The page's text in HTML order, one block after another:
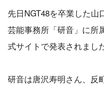
先日NGT48を卒業した
芸能事務所「研音」に所
式サイトで発表されまし
研音は唐沢寿明さん、反